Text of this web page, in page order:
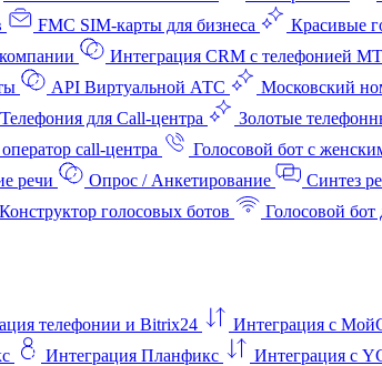
FMC SIM-карты для бизнеса
Красивые
Интеграция CRM с телефонией
API Виртуальной АТС Московский
Телефония для Call-центра
Золотые
call-центра Голосовой бот с
речи Опрос / Анкетирование Синтез
Конструктор голосовых ботов Голосовой бот
телефонии и Bitrix24 Интеграция с
Интеграция Планфикс Интеграция с